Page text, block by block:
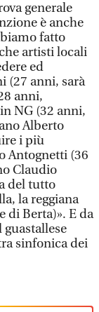
generale
è anche
fatto
artisti locali
ed
(27 anni, sarà
anni,
NG (32 anni,
Alberto
i più
Antognetti (36
Claudio
del tutto
la reggiana
di Berta)». E da
guastallese
sinfonica dei